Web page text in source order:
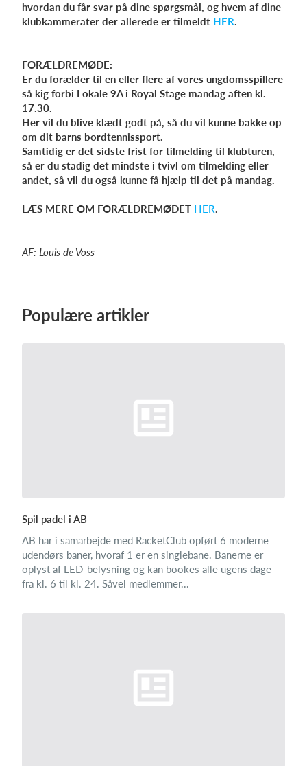
hvordan du får svar på dine spørgsmål, og hvem af dine
klubkammerater der allerede er tilmeldt HER.
FORÆLDREMØDE:
Er du forælder til en eller flere af vores ungdomsspillere
så kig forbi Lokale 9A i Royal Stage mandag aften kl.
17.30.
Her vil du blive klædt godt på, så du vil kunne bakke op
om dit barns bordtennissport.
Samtidig er det sidste frist for tilmelding til klubturen,
så er du stadig det mindste i tvivl om tilmelding eller
andet, så vil du også kunne få hjælp til det på mandag.
LÆS MERE OM FORÆLDREMØDET HER.
AF: Louis de Voss
Populære artikler
Spil padel i AB
AB har i samarbejde med RacketClub opført 6 moderne
udendørs baner, hvoraf 1 er en singlebane. Banerne er
oplyst af LED-belysning og kan bookes alle ugens dage
fra kl. 6 til kl. 24. Såvel medlemmer...